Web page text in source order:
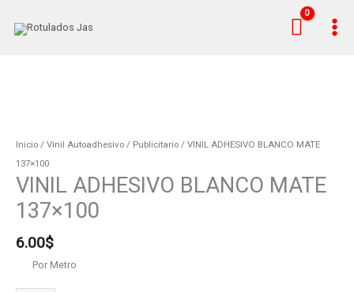
Inicio / Vinil Autoadhesivo / Publicitario / VINIL ADHESIVO BLANCO MATE
137×100
VINIL ADHESIVO BLANCO MATE
137×100
6.00$
Por Metro
BLANCO
MATE
137x100